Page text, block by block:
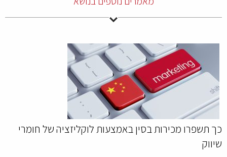
כך תשפרו מכירות בסין באמצעות לוקליזציה של חומרי
שיווק